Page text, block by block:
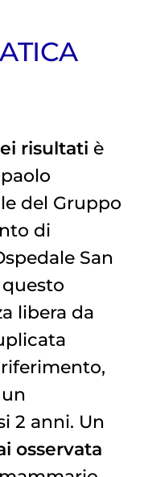
risultati è
del Gruppo
di
San
libera da
2 anni. Un
osservata